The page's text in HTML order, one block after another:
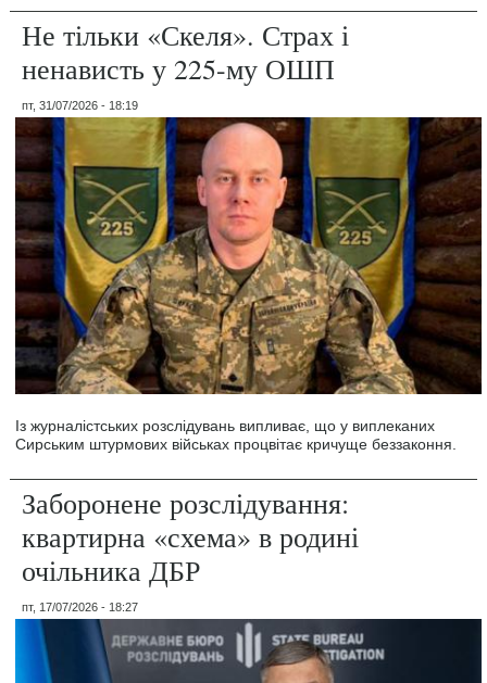
Не тільки «Скеля». Страх і
ненависть у 225-му ОШП
пт, 31/07/2026 - 18:19
Із журналістських розслідувань випливає, що у виплеканих
Сирським штурмових військах процвітає кричуще беззаконня.
Заборонене розслідування:
квартирна «схема» в родині
очільника ДБР
пт, 17/07/2026 - 18:27